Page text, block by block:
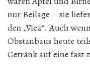
nur Beilage – sie
den „Viez“. Auch
Obstanbaus heute
Getränk auf eine fast